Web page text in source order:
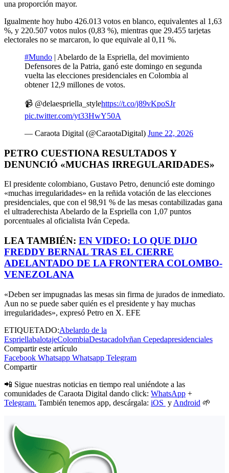
una proporción mayor.
Igualmente hoy hubo 426.013 votos en blanco, equivalentes al 1,63
%, y 220.507 votos nulos (0,83 %), mientras que 29.455 tarjetas
electorales no se marcaron, lo que equivale al 0,11 %.
#Mundo | Abelardo de la Espriella, del movimiento
Defensores de la Patria, ganó este domingo en segunda
vuelta las elecciones presidenciales en Colombia al
obtener 12,9 millones de votos.
📹 @delaespriella_stylehttps://t.co/j89vKpoSJr
pic.twitter.com/yt33HwY50A
— Caraota Digital (@CaraotaDigital) June 22, 2026
PETRO CUESTIONA RESULTADOS Y
DENUNCIÓ «MUCHAS IRREGULARIDADES»
El presidente colombiano, Gustavo Petro, denunció este domingo
«muchas irregularidades» en la reñida votación de las elecciones
presidenciales, que con el 98,91 % de las mesas contabilizadas gana
el ultraderechista Abelardo de la Espriella con 1,07 puntos
porcentuales al oficialista Iván Cepeda.
LEA TAMBIÉN: EN VIDEO: LO QUE DIJO
FREDDY BERNAL TRAS EL CIERRE
ADELANTADO DE LA FRONTERA COLOMBO-
VENEZOLANA
«Deben ser impugnadas las mesas sin firma de jurados de inmediato.
Aun no se puede saber quién es el presidente y hay muchas
irregularidades», expresó Petro en X. EFE
ETIQUETADO:Abelardo de la
EspriellabalotajeColombiaDestacadoIvñan Cepedapresidenciales
Compartir este artículo
Facebook Whatsapp Whatsapp Telegram
Compartir
📲 Sigue nuestras noticias en tiempo real uniéndote a las
comunidades de Caraota Digital dando click: WhatsApp +
Telegram. También tenemos app, descárgala: iOS y Android 🌱